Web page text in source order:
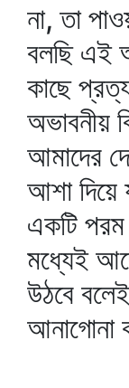
না, তা
বলছি এই
কাছে
অভাবনীয়
আমাদের
আশা দিয়ে
একটি পরম
মধ্যেই
উঠবে
আনাগোনা